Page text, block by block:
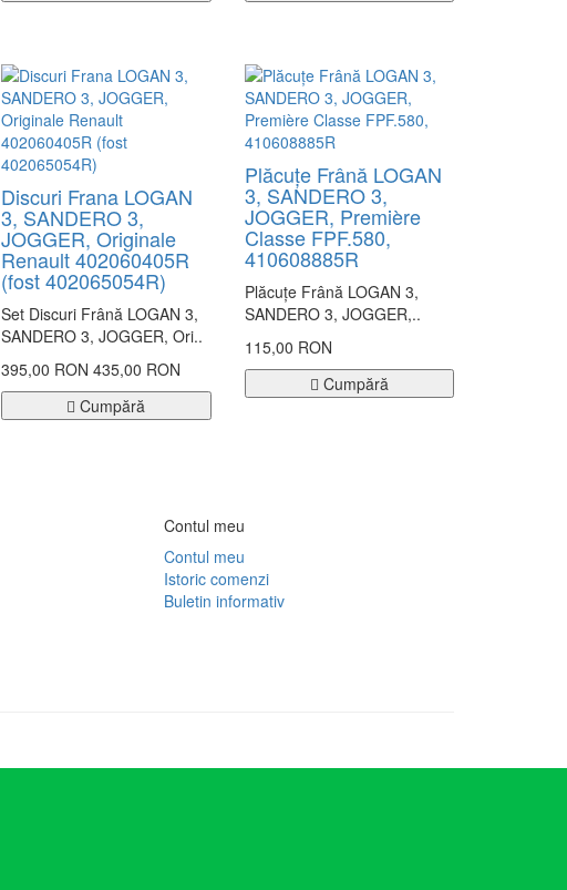
Discuri Frana LOGAN
3, SANDERO 3,
JOGGER, Originale
Renault 402060405R
(fost 402065054R)
Set Discuri Frână LOGAN 3,
SANDERO 3, JOGGER, Ori..
395,00 RON 435,00 RON
Cumpără
Plăcuțe Frână LOGAN
3, SANDERO 3,
JOGGER, Première
Classe FPF.580,
410608885R
Plăcuțe Frână LOGAN 3,
SANDERO 3, JOGGER,..
115,00 RON
Cumpără
Contul meu
Contul meu
Istoric comenzi
Buletin informativ